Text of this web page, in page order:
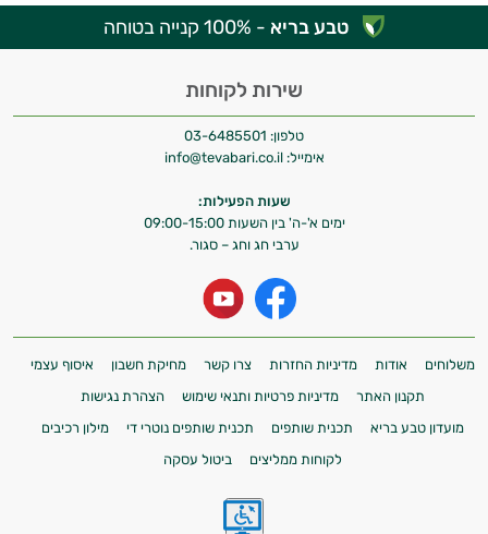
טבע בריא - 100% קנייה בטוחה
שירות לקוחות
טלפון: 03-6485501
אימייל: info@tevabari.co.il
שעות הפעילות:
ימים א'-ה' בין השעות 09:00-15:00
ערבי חג וחג – סגור.
משלוחים אודות מדיניות החזרות צרו קשר מחיקת חשבון
איסוף עצמי
תקנון האתר
מדיניות פרטיות ותנאי שימוש
הצהרת נגישות
מועדון טבע בריא
תכנית שותפים תכנית שותפים נוטרי די
מילון רכיבים
לקוחות ממליצים
ביטול עסקה